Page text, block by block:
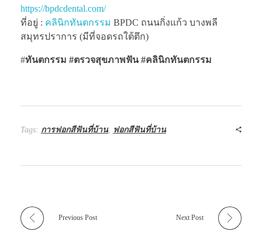
https://bpdcdental.com/
ที่อยู่ : คลินิกทันตกรรม BPDC ถนนกิ่งแก้ว บางพลี
สมุทรปราการ (มีที่จอดรถใต้ตึก)
#ทันตกรรม #ตรวจสุขภาพฟัน #คลินิกทันตกรรม
Tags: การฟอกสีฟันที่บ้าน, ฟอกสีฟันที่บ้าน
Previous Post Next Post